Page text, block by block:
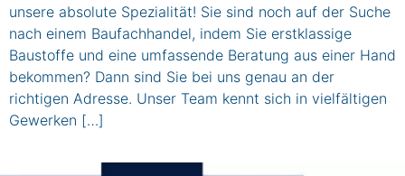
unsere absolute Spezialität! Sie sind noch auf der Suche
nach einem Baufachhandel, indem Sie erstklassige
Baustoffe und eine umfassende Beratung aus einer Hand
bekommen? Dann sind Sie bei uns genau an der
richtigen Adresse. Unser Team kennt sich in vielfältigen
Gewerken […]